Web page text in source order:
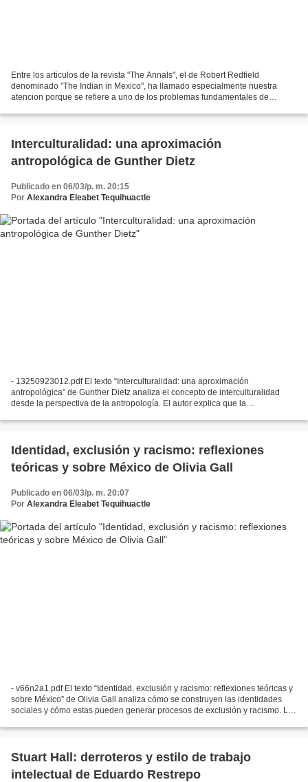
Entre los articulos de la revista "The Annals", el de Robert Redfield
denominado "The Indian in Mexico", ha llamado especialmente nuestra
atencion porque se refiere a uno de los problemas fundamentales de
Interculturalidad: una aproximación
antropológica de Gunther Dietz
Publicado en 06/03/p. m. 20:15
Por Alexandra Eleabet Tequihuactle
- 13250923012.pdf El texto “Interculturalidad: una aproximación
antropológica” de Gunther Dietz analiza el concepto de interculturalidad
desde la perspectiva de la antropología. El autor explica que la
Identidad, exclusión y racismo: reflexiones
teóricas y sobre México de Olivia Gall
Publicado en 06/03/p. m. 20:07
Por Alexandra Eleabet Tequihuactle
- v66n2a1.pdf El texto “Identidad, exclusión y racismo: reflexiones teóricas y
sobre México” de Olivia Gall analiza cómo se construyen las identidades
sociales y cómo estas pueden generar procesos de exclusión y racismo. La
Stuart Hall: derroteros y estilo de trabajo
intelectual de Eduardo Restrepo